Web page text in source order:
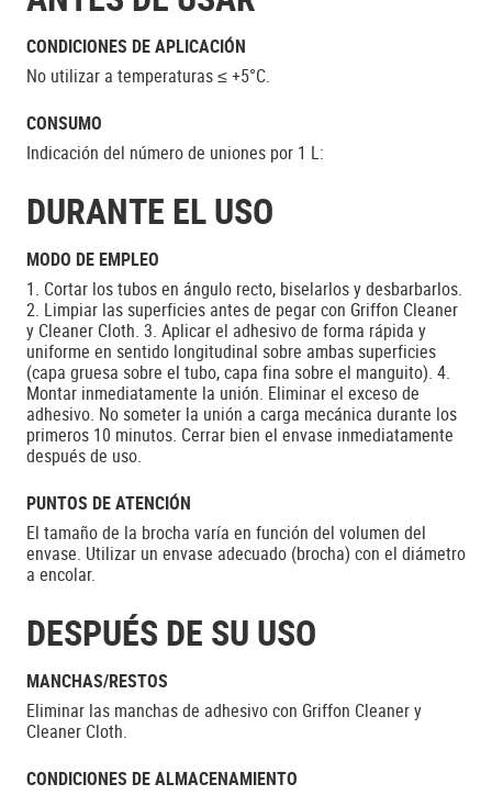
CONDICIONES DE APLICACIÓN
No utilizar a temperaturas ≤ +5°C.
CONSUMO
Indicación del número de uniones por 1 L:
DURANTE EL USO
MODO DE EMPLEO
1. Cortar los tubos en ángulo recto, biselarlos y desbarbarlos.
2. Limpiar las superficies antes de pegar con Griffon Cleaner
y Cleaner Cloth. 3. Aplicar el adhesivo de forma rápida y
uniforme en sentido longitudinal sobre ambas superficies
(capa gruesa sobre el tubo, capa fina sobre el manguito). 4.
Montar inmediatamente la unión. Eliminar el exceso de
adhesivo. No someter la unión a carga mecánica durante los
primeros 10 minutos. Cerrar bien el envase inmediatamente
después de uso.
PUNTOS DE ATENCIÓN
El tamaño de la brocha varía en función del volumen del
envase. Utilizar un envase adecuado (brocha) con el diámetro
a encolar.
DESPUÉS DE SU USO
MANCHAS/RESTOS
Eliminar las manchas de adhesivo con Griffon Cleaner y
Cleaner Cloth.
CONDICIONES DE ALMACENAMIENTO